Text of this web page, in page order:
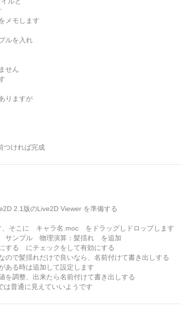
メモします
ルを入れ
せん
りますが
つければ完成
2.1版のLive2D Viewer を準備する
、そこに キャラ名.moc をドラッグしドロップします
サンプル 物理演算：髪揺れ を追加
する にチェックをして有効にする
で髪揺れだけで良いなら、名前付けて書き出しする
ある時は追加して設定します
を調整、出来たら名前付けて書き出しする
は普通に見えていいようです